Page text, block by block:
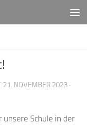
21. NOVEMBER 2023 ·
Schule in der